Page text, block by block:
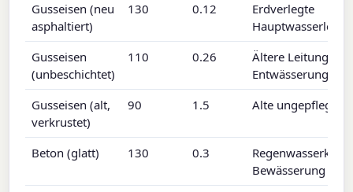
Gusseisen (neu
asphaltiert)
130 0.12
Erdverlegte
Gusseisen
(unbeschichtet)
110 0.26
Ältere Leitungen,
Entwässerung
Gusseisen (alt,
verkrustet)
90 1.5 Alte ungepflegte
Beton (glatt) 130 0.3
Bewässerung